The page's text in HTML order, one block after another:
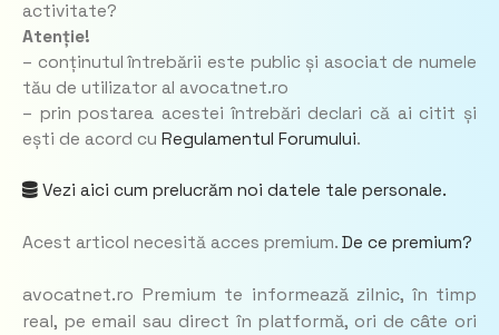
activitate?
Atenție!
– conținutul întrebării este public și asociat de numele
tău de utilizator al avocatnet.ro
– prin postarea acestei întrebări declari că ai citit și
ești de acord cu Regulamentul Forumului.
Vezi aici cum prelucrăm noi datele tale personale.
Acest articol necesită acces premium. De ce premium?
avocatnet.ro Premium te informează zilnic, în timp
real, pe email sau direct în platformă, ori de câte ori